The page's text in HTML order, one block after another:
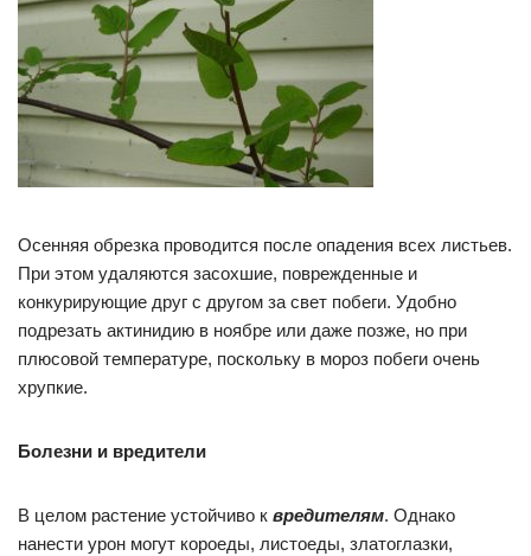
Осенняя обрезка проводится после опадения всех листьев.
При этом удаляются засохшие, поврежденные и
конкурирующие друг с другом за свет побеги. Удобно
подрезать актинидию в ноябре или даже позже, но при
плюсовой температуре, поскольку в мороз побеги очень
хрупкие.
Болезни и вредители
В целом растение устойчиво к вредителям. Однако
нанести урон могут короеды, листоеды, златоглазки,